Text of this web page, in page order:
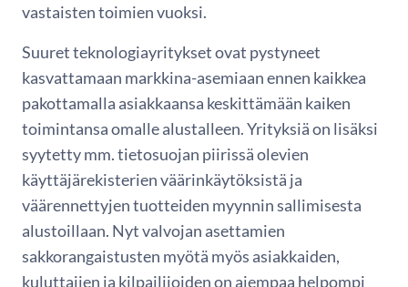
vastaisten toimien vuoksi.
Suuret teknologiayritykset ovat pystyneet
kasvattamaan markkina-asemiaan ennen kaikkea
pakottamalla asiakkaansa keskittämään kaiken
toimintansa omalle alustalleen. Yrityksiä on lisäksi
syytetty mm. tietosuojan piirissä olevien
käyttäjärekisterien väärinkäytöksistä ja
väärennettyjen tuotteiden myynnin sallimisesta
alustoillaan. Nyt valvojan asettamien
sakkorangaistusten myötä myös asiakkaiden,
kuluttajien ja kilpailijoiden on aiempaa helpompi